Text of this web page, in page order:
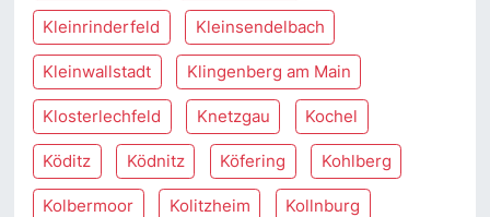
Kleinrinderfeld Kleinsendelbach
Kleinwallstadt Klingenberg am Main
Klosterlechfeld Knetzgau Kochel
Köditz Ködnitz Köfering Kohlberg
Kolbermoor Kolitzheim Kollnburg